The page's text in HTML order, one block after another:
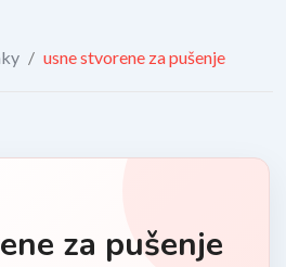
/ usne stvorene za pušenje
za pušenje